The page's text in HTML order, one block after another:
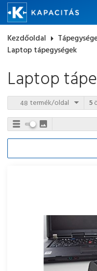
Kezdőoldal arrow_right
Laptop tápegységek
Laptop
termék/oldal 5